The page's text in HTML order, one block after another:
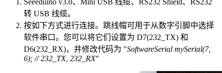
Seeeduino v3.0、Mini USB 线缆、RS232 Shield、RS232
转 USB 线缆。
按如下方式进行连接。跳线帽可用于从数字引脚中选择
软件串口。您可以将它们设置为 D7(232_TX) 和
D6(232_RX)，并修改代码为 "SoftwareSerial mySerial(7,
6); // 232_TX, 232_RX"